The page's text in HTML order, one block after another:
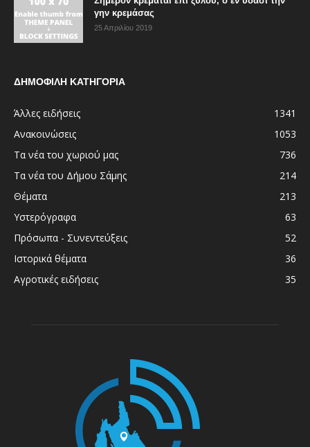
γην κρεμάσας
25 Απριλίου 2019
ΔΗΜΟΦΙΛΗ ΚΑΤΗΓΟΡΙΑ
Άλλες ειδήσεις
1341
Ανακοινώσεις
1053
Τα νέα του χωριού μας
736
Τα νέα του Δήμου Σάμης
214
Θέματα
213
Υστερόγραφα
63
Πρόσωπα - Συνεντεύξεις
52
Ιστορικά θέματα
36
Αγροτικές ειδήσεις
35